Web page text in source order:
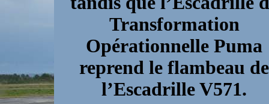
Transformation
Opérationnelle Puma
reprend le flambeau de
l’Escadrille V571.